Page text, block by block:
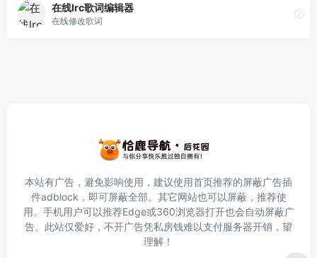
在线lrc歌词编辑器
在线修改歌词
本站有广告，避免影响使用，建议使用首页推荐的屏蔽广告插
件adblock ，即可屏蔽全部。其它网站也可以屏蔽，推荐使
用。手机用户可以推荐Edge或360浏览器打开也会自动屏蔽广
告。此站仅爱好，不开广告凭私房钱难以支付服务器开销，望
理解！